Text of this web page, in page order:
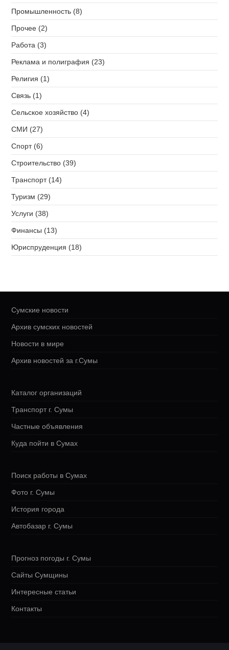
Промышленность (8)
Прочее (2)
Работа (3)
Реклама и полиграфия (23)
Религия (1)
Связь (1)
Сельское хозяйство (4)
СМИ (27)
Спорт (6)
Строительство (39)
Транспорт (14)
Туризм (29)
Услуги (38)
Финансы (13)
Юриспруденция (18)
Сумские новости
Архив сумских новостей
Новости в мире
Архив новостей за г.Сумы
Каталог организаций
Транспорт г. Сумы
Частные объявления
Куда пойти в Сумах
Поиск работы в Сумах
Фото г. Сумы
История города
Автобазар г. Сумы
Прогноз погоды г. Сумы
Сайты Сумщины
Интересные статьи
Контакты